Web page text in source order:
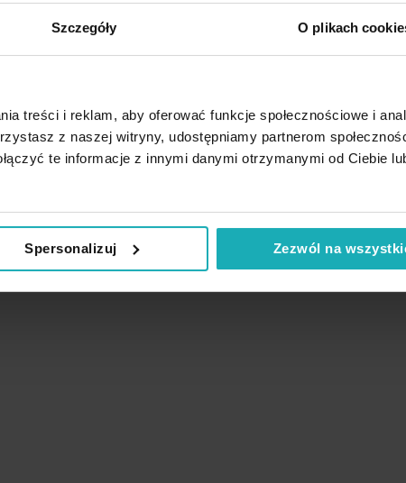
Szczegóły O plikach
treści i reklam, aby oferować funkcje społecznościowe i
z naszej witryny, udostępniamy partnerom
te informacje z innymi danymi otrzymanymi od Ciebie
Spersonalizuj Zezwól na
produkty